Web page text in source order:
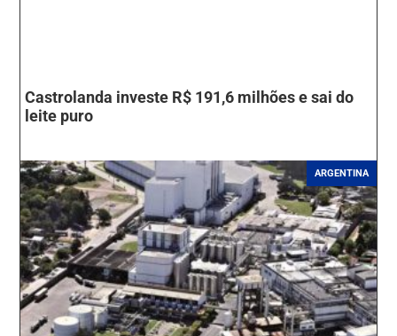
Castrolanda investe R$ 191,6 milhões e sai do
leite puro
ARGENTINA